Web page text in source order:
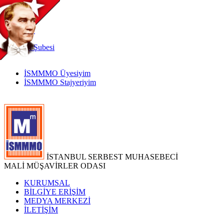
TR
|
EN
İnternetŞubesi
İSMMMO Üyesiyim
İSMMMO Stajyeriyim
İSTANBUL SERBEST MUHASEBECİ
MALİ MÜŞAVİRLER ODASI
KURUMSAL
BİLGİYE ERİŞİM
MEDYA MERKEZİ
İLETİŞİM